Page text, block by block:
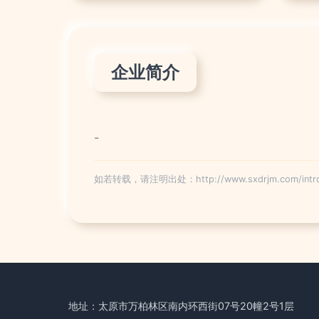
企业简介
-
如若转载，请注明出处：http://www.sxdrjm.com/
地址：太原市万柏林区南内环西街07号20幢2号1层